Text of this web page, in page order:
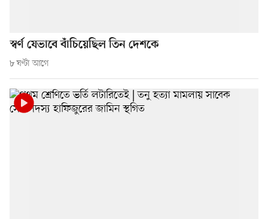
স্বর্ণ যেভাবে বাঁচিয়েছিল তিন দেশকে
৮ ঘণ্টা আগে